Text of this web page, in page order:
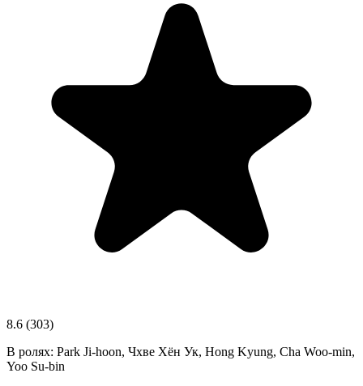
8.6 (303)
В ролях: Park Ji-hoon, Чхве Хён Ук, Hong Kyung, Cha Woo-min,
Yoo Su-bin